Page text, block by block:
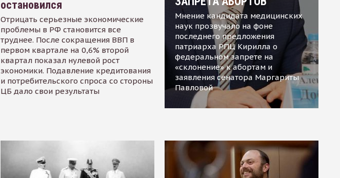
остановился
Отрицать серьезные экономические
проблемы в РФ становится все
труднее. После сокращения ВВП в
первом квартале на 0,6% второй
квартал показал нулевой рост
экономики. Подавление кредитования
и потребительского спроса со стороны
ЦБ дало свои результаты
Мнение кандидата медицинских
наук прозвучало на фоне
последнего предложения
патриарха РПЦ Кирилла о
федеральном запрете на
«склонение» к абортам и
заявления сенатора Маргариты
Павловой